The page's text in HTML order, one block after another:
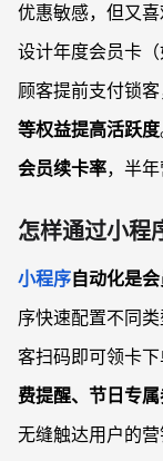
优惠敏感，但又
设计年度会员卡（
顾客提前支付锁
等权益提高活跃度
会员续卡率，半
怎样通过小程
小程序自动化是
序快速配置不同
客扫码即可领卡
费提醒、节日专
无缝触达用户的